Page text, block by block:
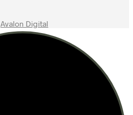
Avalon Digital